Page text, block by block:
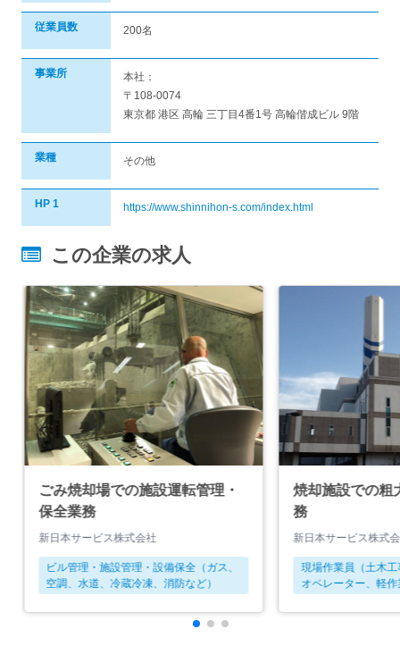
従業員数 200名
事業所
本社：
〒108-0074
東京都 港区 高輪 三丁目4番1号 高輪偕成ビル 9階
業種 その他
HP 1 https://www.shinnihon-s.com/index.html
この企業の求人
ごみ焼却場での施設運転管理・
保全業務
新日本サービス株式会社
ビル管理・施設管理・設備保全（ガス、
空調、水道、冷蔵冷凍、消防など）
焼却施設での粗
務
新日本サービス株式
現場作業員（土木
オペレーター、軽